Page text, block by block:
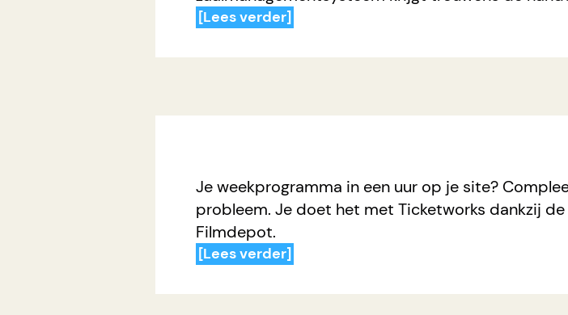
[Lees verder]
Je weekprogramma in een uur op je site?
probleem. Je doet het met Ticketworks dankzij
Filmdepot.
[Lees verder]